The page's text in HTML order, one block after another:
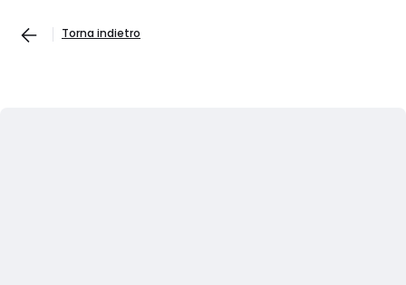
Torna indietro